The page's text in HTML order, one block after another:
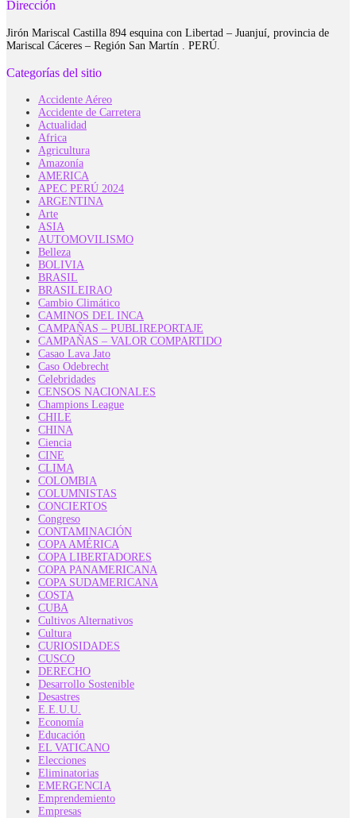
Dirección
Jirón Mariscal Castilla 894 esquina con Libertad – Juanjuí, provincia de
Mariscal Cáceres – Región San Martín . PERÚ.
Categorías del sitio
Accidente Aéreo
Accidente de Carretera
Actualidad
Africa
Agricultura
Amazonía
AMERICA
APEC PERÚ 2024
ARGENTINA
Arte
ASIA
AUTOMOVILISMO
Belleza
BOLIVIA
BRASIL
BRASILEIRAO
Cambio Climático
CAMINOS DEL INCA
CAMPAÑAS – PUBLIREPORTAJE
CAMPAÑAS – VALOR COMPARTIDO
Casao Lava Jato
Caso Odebrecht
Celebridades
CENSOS NACIONALES
Champions League
CHILE
CHINA
Ciencia
CINE
CLIMA
COLOMBIA
COLUMNISTAS
CONCIERTOS
Congreso
CONTAMINACIÓN
COPA AMÉRICA
COPA LIBERTADORES
COPA PANAMERICANA
COPA SUDAMERICANA
COSTA
CUBA
Cultivos Alternativos
Cultura
CURIOSIDADES
CUSCO
DERECHO
Desarrollo Sostenible
Desastres
E.E.U.U.
Economía
Educación
EL VATICANO
Elecciones
Eliminatorias
EMERGENCIA
Emprendemiento
Empresas